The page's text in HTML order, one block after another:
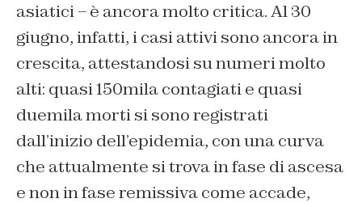
asiatici – è ancora molto critica. Al 30
giugno, infatti, i casi attivi sono ancora in
crescita, attestandosi su numeri molto
alti: quasi 150mila contagiati e quasi
duemila morti si sono registrati
dall’inizio dell’epidemia, con una curva
che attualmente si trova in fase di ascesa
e non in fase remissiva come accade,